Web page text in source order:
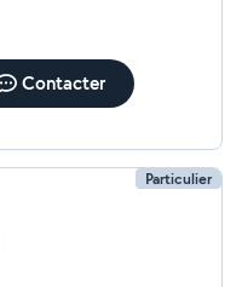
Contacter
Particulier